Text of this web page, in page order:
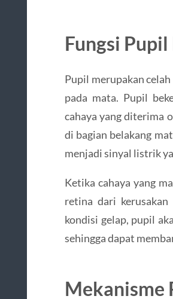
Fungsi
Pupil merupakan
pada mata. Pupil
cahaya yang diterima
di bagian belakang
menjadi sinyal listrik
Ketika cahaya yang
retina dari kerusakan
kondisi gelap, pupil
sehingga dapat
Mekanisme